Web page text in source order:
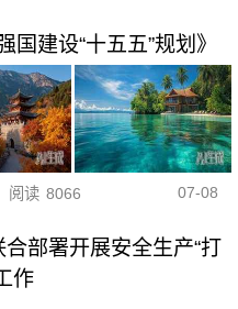
建设“十五五”规划》
阅读 8066 07-08
合部署开展安全生产“打
作